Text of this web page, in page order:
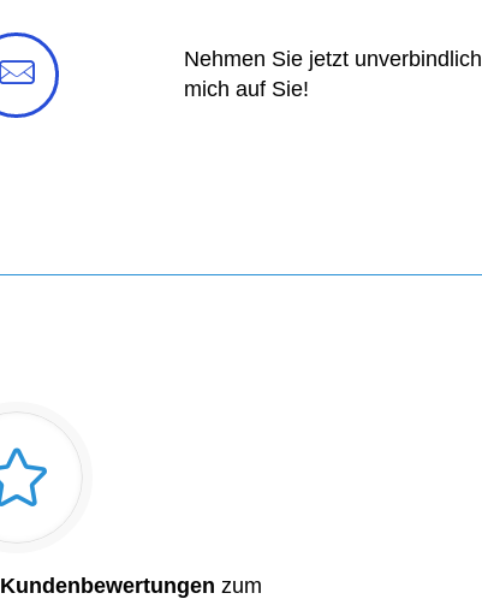
Nehmen Sie jetzt unverbindlich
mich auf Sie!
Kundenbewertungen zum